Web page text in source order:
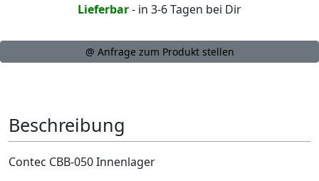
Lieferbar- in 3-6 Tagen bei Dir
@ Anfrage zum Produkt stellen
Beschreibung
Contec CBB-050 Innenlager